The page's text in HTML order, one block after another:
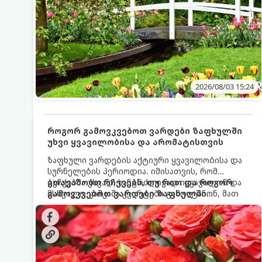
2026/08/03 15:24
როგორ გამოვკვებოთ ვარდები ზაფხულში
უხვი ყვავილობისა და არომატისთვის
ზაფხული ვარდების აქტიური ყვავილობისა და
სურნელების პერიოდია. იმისათვის, რომ
ბუჩქებმა უხვად, ხანგრძლივად იყვავილონ და
მსხვილი, კაშკაშა კვირტები გამოიტანონ, მათ
რეგულარული და სწორი გამოკვება
სჭირდებათ. ზაფხულის პერიოდში მცენარის
მოთხოვნილებები იცვლება, ამიტომ
მნიშვნელოვანია ვიცოდეთ, რომელი სასუქები
გამოიყენება ამ დროს.
გთავაზობთ რჩევებს, თუ რით და როგორ
გამოვკვებოთ ვარდები ზაფხულში
საუკეთესო შედეგის მისაღწევად: